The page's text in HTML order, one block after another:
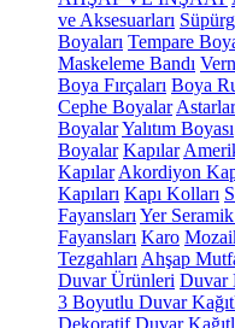
ve Aksesuarları
Boyaları Tempare
Maskeleme Bandı
Boya Fırçaları Boya
Cephe Boyalar Astarlar
BoyalarYalıtım Boyası
Boyalar Kapılar
Kapılar Akordiyon
Kapıları Kapı Kolları
Fayansları Yer
Fayansları Karo
Tezgahları Ahşap
Duvar Ürünleri Duvar
3 Boyutlu Duvar
Dekoratif Duvar